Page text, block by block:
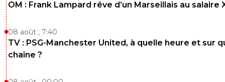
OM : Frank Lampard rêve d’un Marseillais au salaire
08 août , 7:40
TV : PSG-Manchester United, à quelle heure et sur
chaîne ?